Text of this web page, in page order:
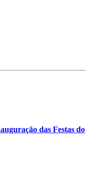
das Festas do